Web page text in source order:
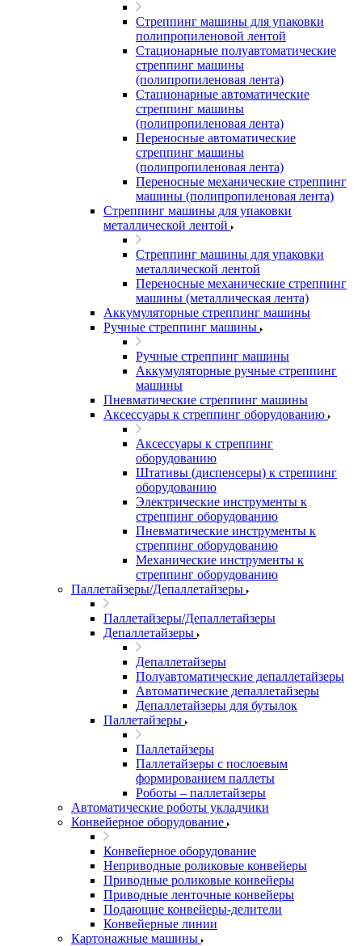
Стреппинг машины для упаковки
полипропиленовой лентой
Стационарные полуавтоматические
стреппинг машины
(полипропиленовая лента)
Стационарные автоматические
стреппинг машины
(полипропиленовая лента)
Переносные автоматические
стреппинг машины
(полипропиленовая лента)
Переносные механические стреппинг
машины (полипропиленовая лента)
Стреппинг машины для упаковки
металлической лентой
Стреппинг машины для упаковки
металлической лентой
Переносные механические стреппинг
машины (металлическая лента)
Аккумуляторные стреппинг машины
Ручные стреппинг машины
Ручные стреппинг машины
Аккумуляторные ручные стреппинг
машины
Пневматические стреппинг машины
Аксессуары к стреппинг оборудованию
Аксессуары к стреппинг
оборудованию
Штативы (диспенсеры) к стреппинг
оборудованию
Электрические инструменты к
стреппинг оборудованию
Пневматические инструменты к
стреппинг оборудованию
Механические инструменты к
стреппинг оборудованию
Паллетайзеры/Депаллетайзеры
Паллетайзеры/Депаллетайзеры
Депаллетайзеры
Депаллетайзеры
Полуавтоматические депаллетайзеры
Автоматические депаллетайзеры
Депаллетайзеры для бутылок
Паллетайзеры
Паллетайзеры
Паллетайзеры с послоевым
формированием паллеты
Роботы – паллетайзеры
Автоматические роботы укладчики
Конвейерное оборудование
Конвейерное оборудование
Неприводные роликовые конвейеры
Приводные роликовые конвейеры
Приводные ленточные конвейеры
Подающие конвейеры-делители
Конвейерные линии
Картонажные машины